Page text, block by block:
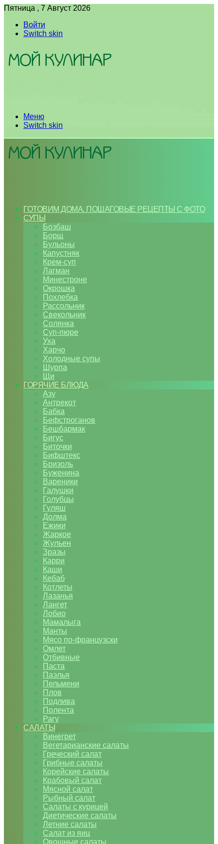
Пятница , 7 Август 2026
Войти
Switch skin
Меню
Switch skin
ГОТОВИМ ДОМА. ПОШАГОВЫЕ РЕЦЕПТЫ С ФОТО
СУПЫ
Бозбаш
Борщ
Бульоны
Капустняк
Крем-суп
Лагман
Минестроне
Окрошка
Похлебка
Рассольник
Свекольник
Солянка
Суп-пюре
Уха
Харчо
Холодные супы
Шурпа
Щи
ГОРЯЧИЕ БЛЮДА
Азу
Антрекот
Бабка
Бефстроганов
Бешбармак
Бигус
Биточки
Бифштекс
Бризоль
Буженина
Вареники
Галушки
Голубцы
Гуляш
Долма
Ежики
Жаркое
Жульен
Зразы
Карри
Каши
Кебаб
Котлеты
Лазанья
Лангет
Лобио
Мамалыга
Манты
Мясо по-французски
Омлет
Отбивные
Паста
Паэлья
Пельмени
Плов
Подлива
Полента
Рагу
САЛАТЫ
Винегрет
Вегетарианские салаты
Греческий салат
Грибные салаты
Корейские салаты
Крабовый салат
Мясной салат
Рыбный салат
Салаты с курицей
Диетические салаты
Летние салаты
Салат из яиц
Овощные салаты